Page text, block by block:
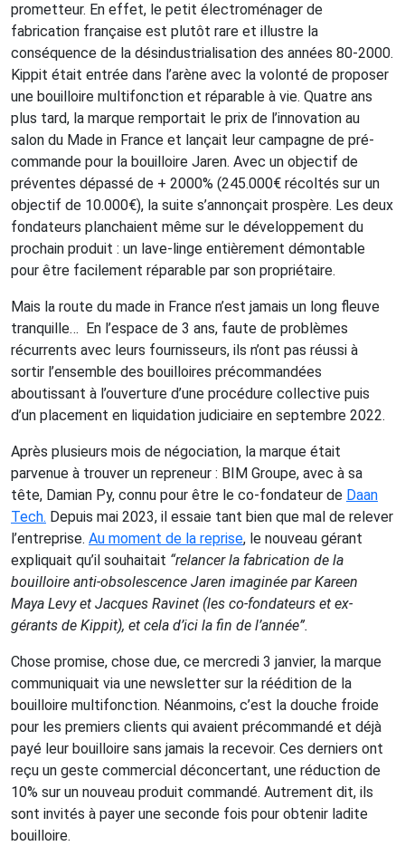
prometteur. En effet, le petit électroménager de
fabrication française est plutôt rare et illustre la
conséquence de la désindustrialisation des années 80-2000.
Kippit était entrée dans l’arène avec la volonté de proposer
une bouilloire multifonction et réparable à vie. Quatre ans
plus tard, la marque remportait le prix de l’innovation au
salon du Made in France et lançait leur campagne de pré-
commande pour la bouilloire Jaren. Avec un objectif de
préventes dépassé de + 2000% (245.000€ récoltés sur un
objectif de 10.000€), la suite s’annonçait prospère. Les deux
fondateurs planchaient même sur le développement du
prochain produit : un lave-linge entièrement démontable
pour être facilement réparable par son propriétaire.
Mais la route du made in France n’est jamais un long fleuve
tranquille… En l’espace de 3 ans, faute de problèmes
récurrents avec leurs fournisseurs, ils n’ont pas réussi à
sortir l’ensemble des bouilloires précommandées
aboutissant à l’ouverture d’une procédure collective puis
d’un placement en liquidation judiciaire en septembre 2022.
Après plusieurs mois de négociation, la marque était
parvenue à trouver un repreneur : BIM Groupe, avec à sa
tête, Damian Py, connu pour être le co-fondateur de Daan
Tech. Depuis mai 2023, il essaie tant bien que mal de relever
l’entreprise. Au moment de la reprise, le nouveau gérant
expliquait qu’il souhaitait “relancer la fabrication de la
bouilloire anti-obsolescence Jaren imaginée par Kareen
Maya Levy et Jacques Ravinet (les co-fondateurs et ex-
gérants de Kippit), et cela d’ici la fin de l’année”.
Chose promise, chose due, ce mercredi 3 janvier, la marque
communiquait via une newsletter sur la réédition de la
bouilloire multifonction. Néanmoins, c’est la douche froide
pour les premiers clients qui avaient précommandé et déjà
payé leur bouilloire sans jamais la recevoir. Ces derniers ont
reçu un geste commercial déconcertant, une réduction de
10% sur un nouveau produit commandé. Autrement dit, ils
sont invités à payer une seconde fois pour obtenir ladite
bouilloire.